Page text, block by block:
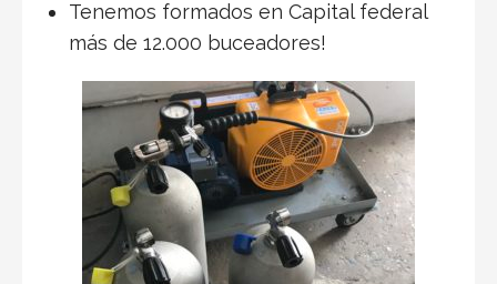
Tenemos formados en Capital federal
más de 12.000 buceadores!